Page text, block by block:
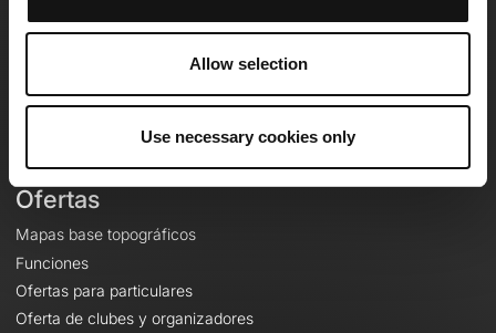
Allow selection
Use necessary cookies only
A proposito
Ofertas
Mapas base topográficos
Funciones
Ofertas para particulares
Oferta de clubes y organizadores